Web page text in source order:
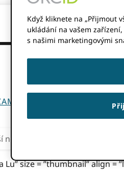
シ ア ム
LU
než tři roky. Informace v
Lu” size = ”thumbnail” align =
Když kliknete na „Přijmout
ukládání na vašem
s našimi marketingovými